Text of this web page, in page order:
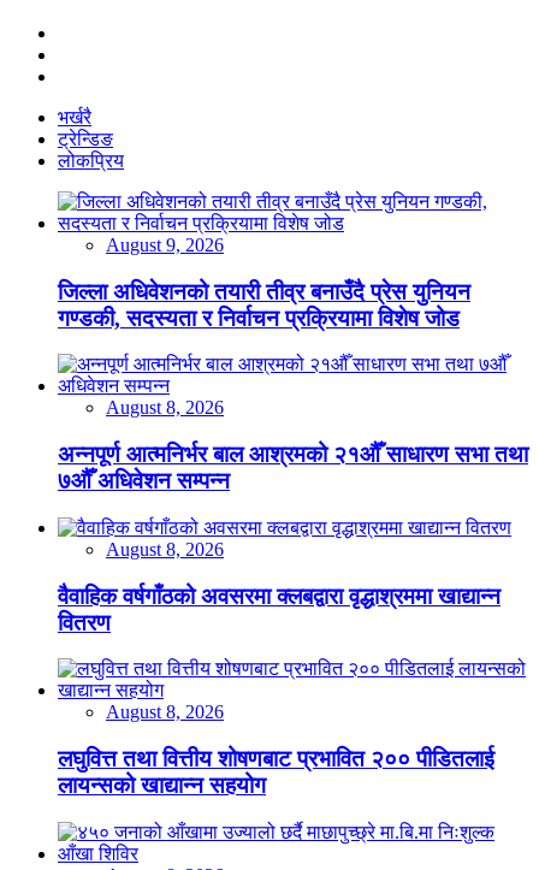
भर्खरै
ट्रेन्डिङ
लोकप्रिय
August 9, 2026
जिल्ला अधिवेशनको तयारी तीव्र बनाउँदै प्रेस युनियन
गण्डकी, सदस्यता र निर्वाचन प्रक्रियामा विशेष जोड
August 8, 2026
अन्नपूर्ण आत्मनिर्भर बाल आश्रमको २१औँ साधारण सभा तथा
७औँ अधिवेशन सम्पन्न
August 8, 2026
वैवाहिक वर्षगाँठको अवसरमा क्लबद्वारा वृद्धाश्रममा खाद्यान्न
वितरण
August 8, 2026
लघुवित्त तथा वित्तीय शोषणबाट प्रभावित २०० पीडितलाई
लायन्सको खाद्यान्न सहयोग